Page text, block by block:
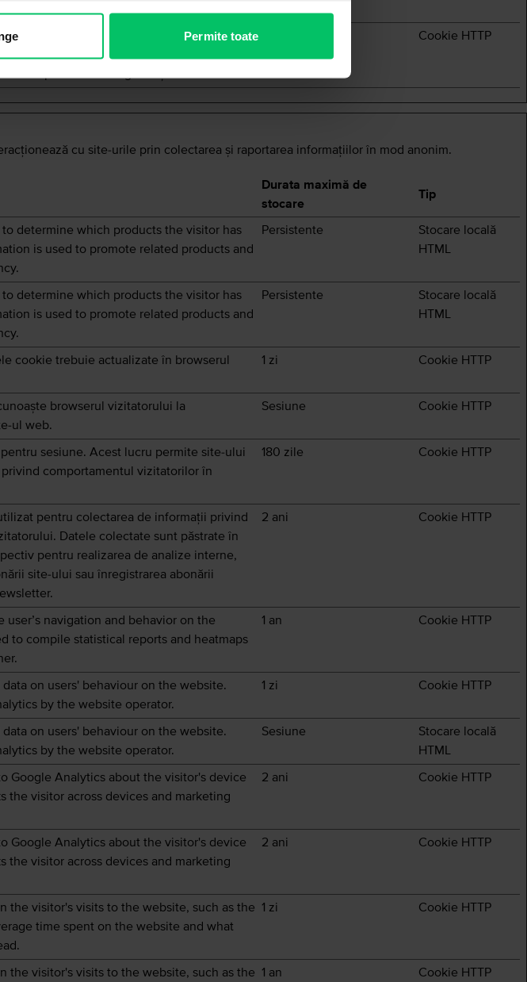
Permite toate
limba și setarea de țară preferate ale
permite site-ului web să afișeze
pentru acea regiune și limbă.
Cookie HTTP
cu site-urile prin colectarea şi raportarea informaţiilor în mod anonim.
Durata maximă de
stocare
Tip
determine which products the visitor has
is used to promote related products and
Persistente
Stocare locală
HTML
determine which products the visitor has
is used to promote related products and
Persistente
Stocare locală
HTML
cookie trebuie actualizate în browserul
1 zi Cookie HTTP
browserul vizitatorului la
ul web.
Sesiune Cookie HTTP
sesiune. Acest lucru permite site-ului
comportamentul vizitatorilor în
180 zile Cookie HTTP
pentru colectarea de informații privind
Datele colectate sunt păstrate în
pentru realizarea de analize interne,
site-ului sau înregistrarea abonării
2 ani Cookie HTTP
user’s navigation and behavior on the
to compile statistical reports and heatmaps
1 an Cookie HTTP
on users' behaviour on the website.
by the website operator.
1 zi Cookie HTTP
on users' behaviour on the website.
by the website operator.
Sesiune
Stocare locală
HTML
Google Analytics about the visitor's device
the visitor across devices and marketing
2 ani Cookie HTTP
Google Analytics about the visitor's device
the visitor across devices and marketing
2 ani Cookie HTTP
the visitor's visits to the website, such as the
time spent on the website and what
1 zi Cookie HTTP
the visitor's visits to the website, such as the 1 an Cookie HTTP